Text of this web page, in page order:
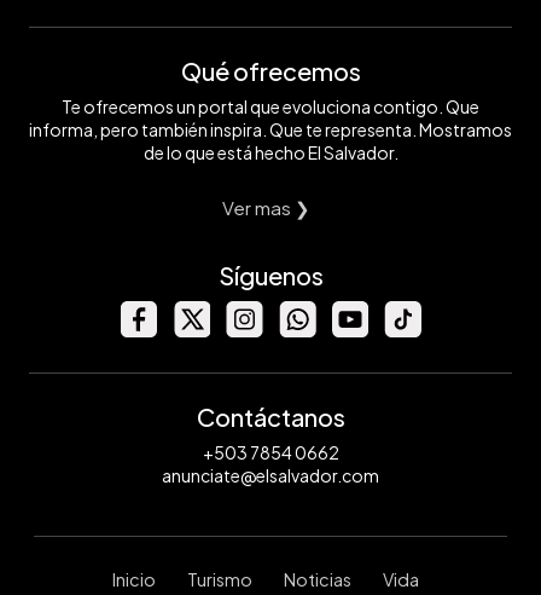
Qué ofrecemos
Te ofrecemos un portal que evoluciona contigo. Que
informa, pero también inspira. Que te representa. Mostramos
de lo que está hecho El Salvador.
Ver mas ❯
Síguenos
Contáctanos
+503 7854 0662
anunciate@elsalvador.com
Inicio Turismo Noticias Vida